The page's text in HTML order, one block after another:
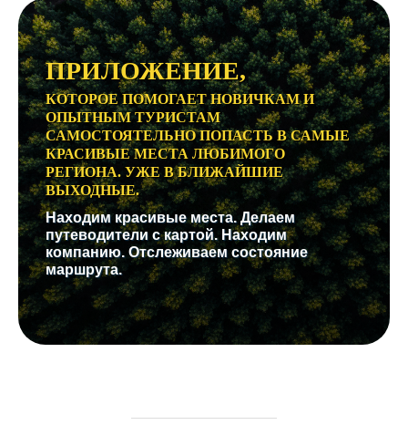
ПРИЛОЖЕНИЕ,
КОТОРОЕ ПОМОГАЕТ НОВИЧКАМ И
ОПЫТНЫМ ТУРИСТАМ
САМОСТОЯТЕЛЬНО ПОПАСТЬ В САМЫЕ
КРАСИВЫЕ МЕСТА ЛЮБИМОГО
РЕГИОНА. УЖЕ В БЛИЖАЙШИЕ
ВЫХОДНЫЕ.
Находим красивые места. Делаем
путеводители с картой. Находим
компанию. Отслеживаем состояние
маршрута.